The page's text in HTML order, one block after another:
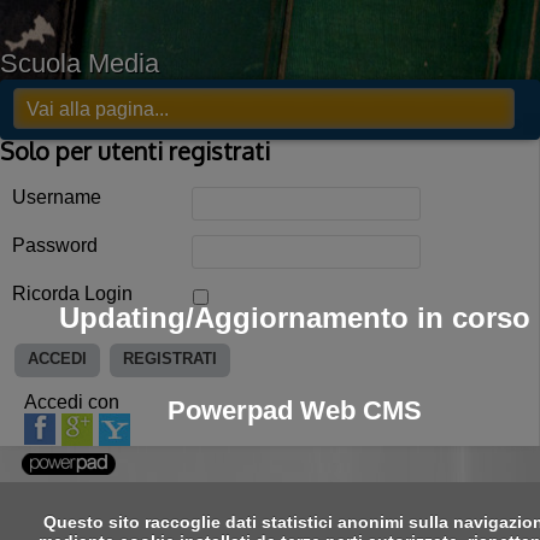
Scuola Media
Solo per utenti registrati
Username
Password
Ricorda Login
ACCEDI REGISTRATI
Accedi con
Questo sito raccoglie dati statistici anonimi sulla
Updating/Aggiornamento in corso
Powerpad Web CMS